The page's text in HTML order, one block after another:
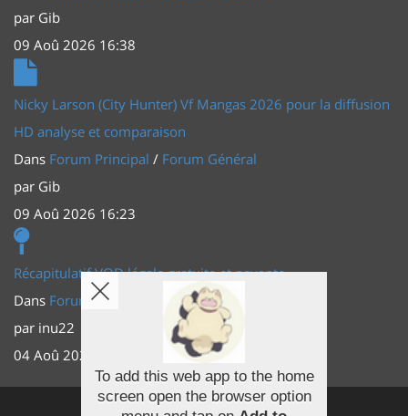
par Gib
09 Aoû 2026 16:38
Nicky Larson (City Hunter) Vf Mangas 2026 pour la diffusion
HD analyse et comparaison
Dans Forum Principal / Forum Général
par Gib
09 Aoû 2026 16:23
Récapitulatif VOD légale gratuite et payante
Dans Forum Principal
Actus (TV, vidéo, web)
par inu22
04 Aoû 2026 20:30
Facebook
To add this web app to the home
screen open the browser option